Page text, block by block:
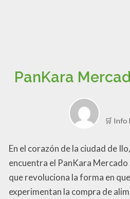
PanKara
🛒 Info
En el corazón de la ciudad de
encuentra el PanKara Mercado
que revoluciona la forma en
experimentan la compra de